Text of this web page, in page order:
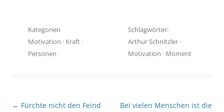
Kategorien
Motivation · Kraft ·
Personen
Schlagwörter:
Arthur Schnitzler ·
Motivation · Moment
Beitragsnavigation
← Fürchte nicht den Feind
Bei vielen Menschen ist die